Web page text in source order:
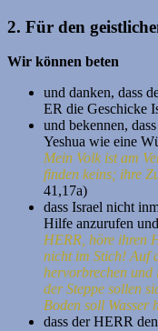
2. Für den
Wir können beten
und danken, dass
ER die Geschicke
und bekennen,
Yeshua wie eine
Mein Volk ist am
finden keins; ihre
41,17a)
dass Israel nicht
Hilfe anzurufen
HERR, höre ihren
nicht im Stich! Auf
hervorbrechen und
der Steppe sollen
Boden soll Wasser
dass der HERR